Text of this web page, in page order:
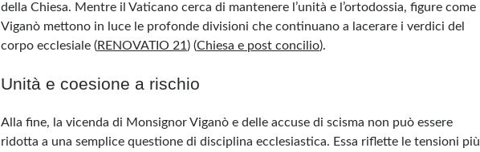
della Chiesa. Mentre il Vaticano cerca di mantenere l’unità e l’ortodossia, figure come
Viganò mettono in luce le profonde divisioni che continuano a lacerare i verdici del
corpo ecclesiale​ (RENOVATIO 21) (Chiesa e post concilio)​.
Unità e coesione a rischio
Alla fine, la vicenda di Monsignor Viganò e delle accuse di scisma non può essere
ridotta a una semplice questione di disciplina ecclesiastica. Essa riflette le tensioni più